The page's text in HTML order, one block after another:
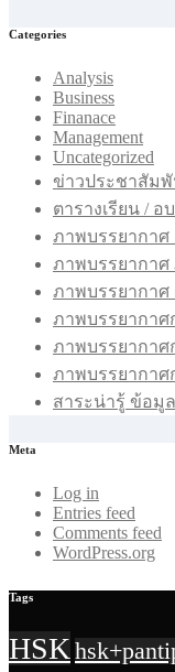
Categories
Analysis
Business
Finanace
Management
Uncategorized
ข่าวประชาสัม
ตารางเรียน / อ
ภาพบรรยากา
ภาพบรรยากาศ
ภาพบรรยากาศ
ภาพบรรยากาศ
ภาพบรรยากาศ
ภาพบรรยากาศ
สาระน่ารู้ ข้อมู
Meta
Log in
Entries feed
Comments feed
WordPress.org
Tags
HSK